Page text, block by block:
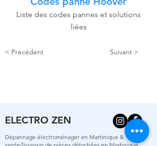
Liste des codes pannes et solutions
liées
< Précédent Suivant >
ELECTRO ZEN
Dépannage électroménager en Martinique &